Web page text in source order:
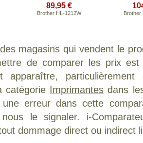
89,95 €
Brother HL-1212W Brother
magasins qui vendent le
de comparer les prix
apparaître,
catégorie Imprimantes dans
une erreur dans cette
le signaler. i-
dommage direct ou indirect